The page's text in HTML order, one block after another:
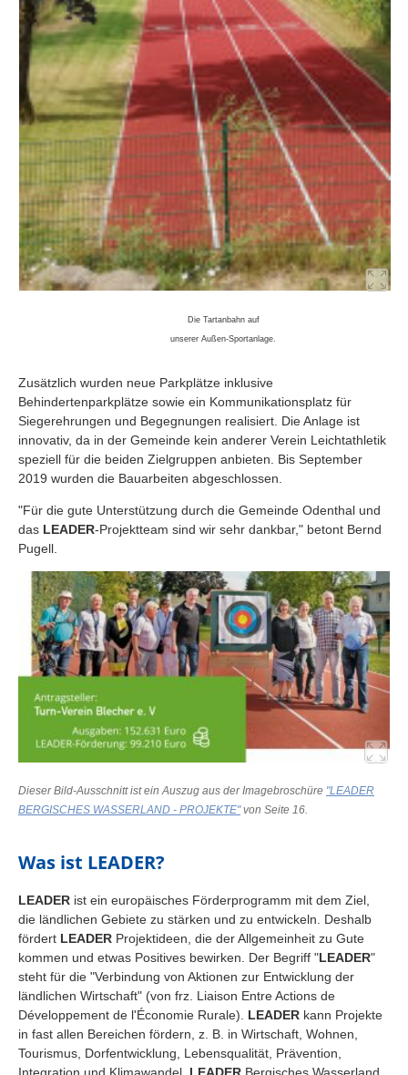
Die Tartanbahn auf
unserer Außen-Sportanlage.
Zusätzlich wurden neue Parkplätze inklusive
Behindertenparkplätze sowie ein Kommunikationsplatz für
Siegerehrungen und Begegnungen realisiert. Die Anlage ist
innovativ, da in der Gemeinde kein anderer Verein Leichtathletik
speziell für die beiden Zielgruppen anbieten. Bis September
2019 wurden die Bauarbeiten abgeschlossen.
"Für die gute Unterstützung durch die Gemeinde Odenthal und
das LEADER-Projektteam sind wir sehr dankbar," betont Bernd
Pugell.
Dieser Bild-Ausschnitt ist ein Auszug aus der Imagebroschüre "LEADER
BERGISCHES WASSERLAND - PROJEKTE"von Seite 16.
Was ist LEADER?
LEADER ist ein europäisches Förderprogramm mit dem Ziel,
die ländlichen Gebiete zu stärken und zu entwickeln. Deshalb
fördert LEADER Projektideen, die der Allgemeinheit zu Gute
kommen und etwas Positives bewirken. Der Begriff "LEADER"
steht für die "Verbindung von Aktionen zur Entwicklung der
ländlichen Wirtschaft" (von frz. Liaison Entre Actions de
Développement de l'Économie Rurale). LEADER kann Projekte
in fast allen Bereichen fördern, z. B. in Wirtschaft, Wohnen,
Tourismus, Dorfentwicklung, Lebensqualität, Prävention,